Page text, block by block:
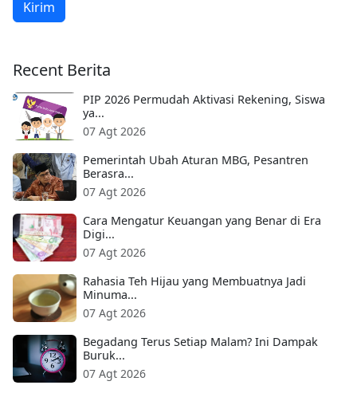
Kirim
Recent Berita
PIP 2026 Permudah Aktivasi Rekening, Siswa
ya...
07 Agt 2026
Pemerintah Ubah Aturan MBG, Pesantren
Berasra...
07 Agt 2026
Cara Mengatur Keuangan yang Benar di Era
Digi...
07 Agt 2026
Rahasia Teh Hijau yang Membuatnya Jadi
Minuma...
07 Agt 2026
Begadang Terus Setiap Malam? Ini Dampak
Buruk...
07 Agt 2026